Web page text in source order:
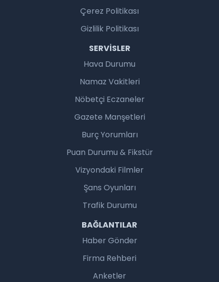
Çerez Politikası
Gizlilik Politikası
SERVISLER
Hava Durumu
Namaz Vakitleri
Nöbetçi Eczaneler
Gazete Manşetleri
Burç Yorumları
Puan Durumu & Fikstür
Vizyondaki Filmler
Şans Oyunları
Trafik Durumu
BAĞLANTILAR
Haber Gönder
Firma Rehberi
Anketler